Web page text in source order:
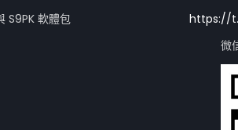
S9PK 軟體包
https://
微